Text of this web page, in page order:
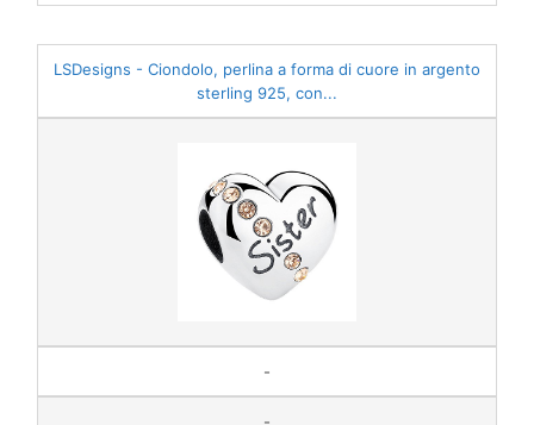
LSDesigns - Ciondolo, perlina a forma di cuore in argento
sterling 925, con...
-